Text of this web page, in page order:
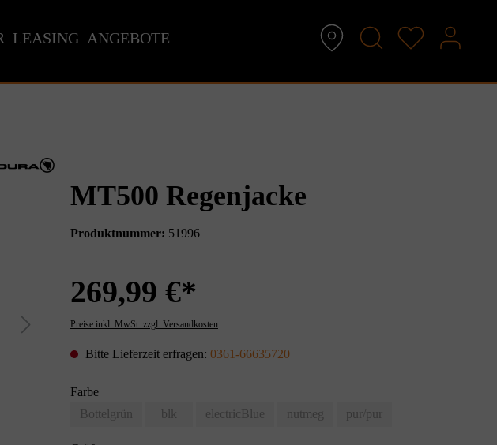
LEASING ANGEBOTE
MT500 Regenjacke
Produktnummer: 51996
269,99 €*
Preise inkl. MwSt. zzgl. Versandkosten
Bitte Lieferzeit erfragen: 0361-66635720
Farbe
Bottelgrün
blk electricBlue nutmeg pur/pur